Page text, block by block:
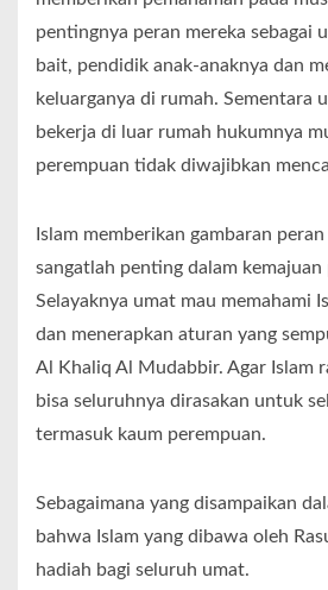
pentingnya peran mereka sebagai
bait, pendidik anak-anaknya dan
keluarganya di rumah. Sementara
bekerja di luar rumah hukumnya
perempuan tidak diwajibkan
Islam memberikan gambaran
sangatlah penting dalam kemajuan
Selayaknya umat mau memahami
dan menerapkan aturan yang
Al Khaliq Al Mudabbir. Agar Islam
bisa seluruhnya dirasakan untuk
termasuk kaum perempuan.
Sebagaimana yang disampaikan
bahwa Islam yang dibawa oleh
hadiah bagi seluruh umat.